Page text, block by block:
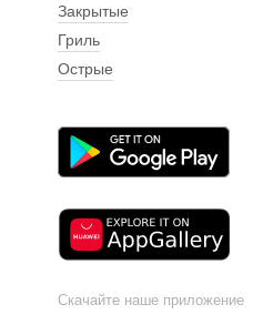
Закрытые
Гриль
Острые
Скачайте наше приложение